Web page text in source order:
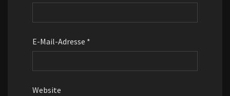
E-Mail-Adresse *
Website